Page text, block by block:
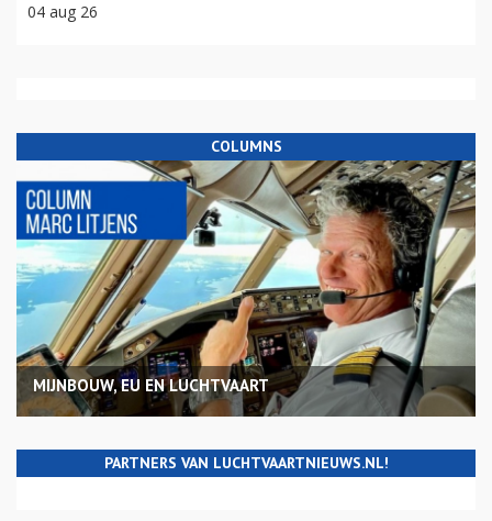
04 aug 26
COLUMNS
MIJNBOUW, EU EN LUCHTVAART
PARTNERS VAN LUCHTVAARTNIEUWS.NL!